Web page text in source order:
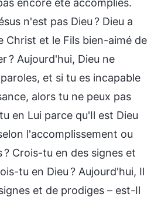
n'est pas Dieu ? Dieu a
Christ et le Fils bien-aimé de
? Aujourd'hui, Dieu ne
et si tu es incapable
alors tu ne peux pas
en Lui parce qu'Il est Dieu
l'accomplissement ou
? Crois-tu en des signes et
tu en Dieu ? Aujourd'hui, Il
et de prodiges – est-Il